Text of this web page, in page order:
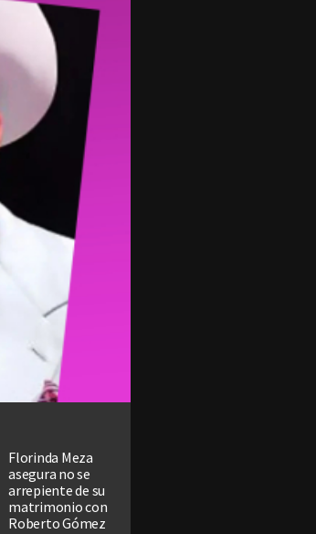
Florinda Meza
asegura no se
arrepiente de su
matrimonio con
Roberto Gómez